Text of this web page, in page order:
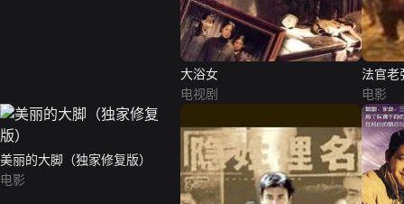
大浴女
电视剧
法官老
电影
美丽的大脚（独家修复版）
电影